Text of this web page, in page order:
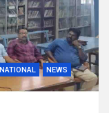
NATIONAL
NEWS